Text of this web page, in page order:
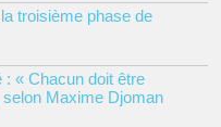
troisième phase de
: « Chacun doit être
Maxime Djoman